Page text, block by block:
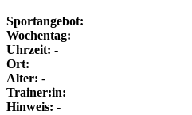
Sportangebot:
Wochentag:
Uhrzeit: -
Ort:
Alter: -
Trainer:in:
Hinweis: -